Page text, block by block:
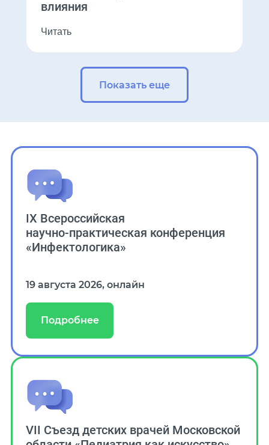
влияния
Читать
Показать еще
IX Всероссийская
научно‑практическая конференция
«Инфектологика»
19 августа 2026, онлайн
Подробнее
VII Съезд детских врачей Московской